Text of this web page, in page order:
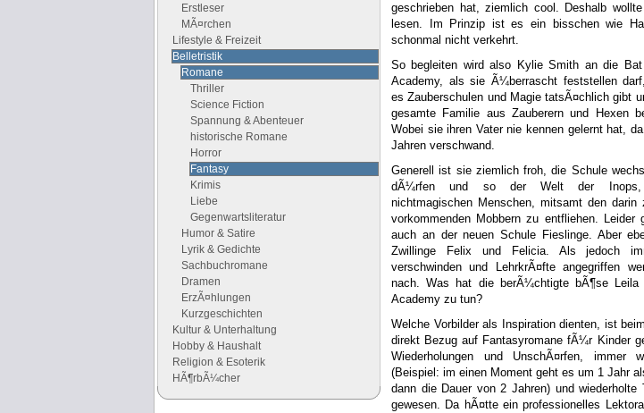
Erstleser
MÃ¤rchen
Lifestyle & Freizeit
Belletristik
Romane
Thriller
Science Fiction
Spannung & Abenteuer
historische Romane
Horror
Fantasy
Krimis
Liebe
Gegenwartsliteratur
Humor & Satire
Lyrik & Gedichte
Sachbuchromane
Dramen
ErzÃ¤hlungen
Kurzgeschichten
Kultur & Unterhaltung
Hobby & Haushalt
Religion & Esoterik
HÃ¶rbÃ¼cher
geschrieben hat, ziemlich cool. Deshalb
lesen. Im Prinzip ist es ein bisschen wie
schonmal nicht verkehrt.
So begleiten wird also Kylie Smith an die
Academy, als sie Ã¼berrascht feststellen
es Zauberschulen und Magie tatsÃ¤chlich gibt
gesamte Familie aus Zauberern und Hexen
Wobei sie ihren Vater nie kennen gelernt hat,
Jahren verschwand.
Generell ist sie ziemlich froh, die Schule
dÃ¼rfen und so der Welt der
nichtmagischen Menschen, mitsamt den darin
vorkommenden Mobbern zu entfliehen. Leider
auch an der neuen Schule Fieslinge. Aber
Zwillinge Felix und Felicia. Als jedoch
verschwinden und LehrkrÃ¤fte angegriffen
nach. Was hat die berÃ¼chtigte bÃ¶se
Academy zu tun?
Welche Vorbilder als Inspiration dienten, ist
direkt Bezug auf Fantasyromane fÃ¼r Kinder
Wiederholungen und UnschÃ¤rfen, immer
(Beispiel: im einen Moment geht es um 1 Jahr
dann die Dauer von 2 Jahren) und
gewesen. Da hÃ¤tte ein professionelles